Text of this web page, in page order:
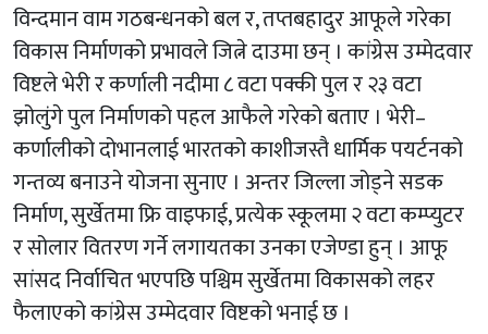
विन्दमान वाम गठबन्धनको बल र, तप्तबहादुर आफूले गरेका
विकास निर्माणको प्रभावले जित्ने दाउमा छन् । कांग्रेस उम्मेदवार
विष्टले भेरी र कर्णाली नदीमा ८ वटा पक्की पुल र २३ वटा
झोलुंगे पुल निर्माणको पहल आफैले गरेको बताए । भेरी–
कर्णालीको दोभानलाई भारतको काशीजस्तै धार्मिक पयर्टनको
गन्तव्य बनाउने योजना सुनाए । अन्तर जिल्ला जोड्ने सडक
निर्माण, सुर्खेतमा फ्रि वाइफाई, प्रत्येक स्कूलमा २ वटा कम्प्युटर
र सोलार वितरण गर्ने लगायतका उनका एजेण्डा हुन् । आफू
सांसद निर्वाचित भएपछि पश्चिम सुर्खेतमा विकासको लहर
फैलाएको कांग्रेस उम्मेदवार विष्टको भनाई छ ।